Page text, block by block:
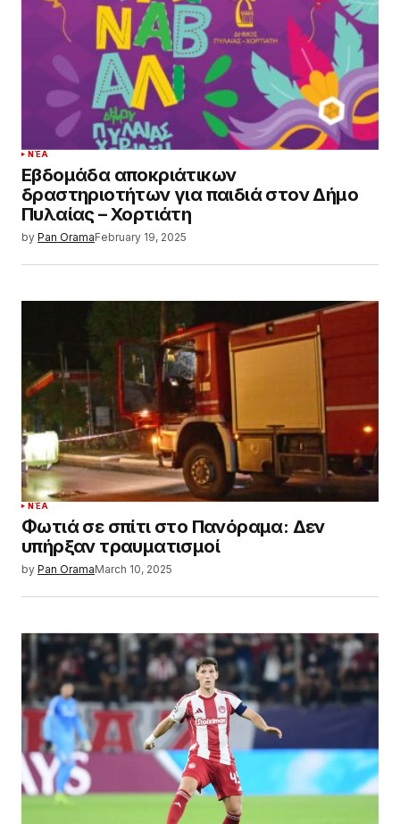
ΝΈΑ
Εβδομάδα αποκριάτικων
δραστηριοτήτων για παιδιά στον Δήμο
Πυλαίας – Χορτιάτη
by Pan OramaFebruary 19, 2025
ΝΈΑ
Φωτιά σε σπίτι στο Πανόραμα: Δεν
υπήρξαν τραυματισμοί
by Pan OramaMarch 10, 2025